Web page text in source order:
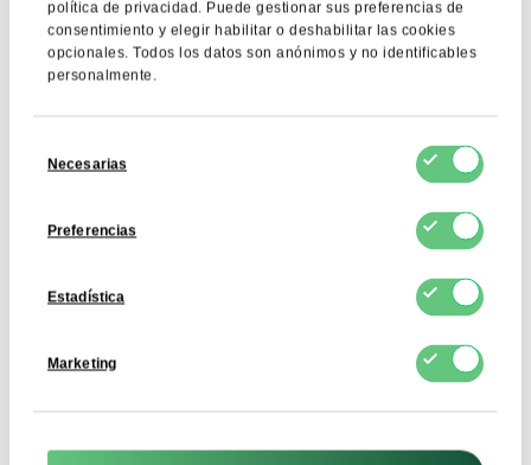
política de privacidad. Puede gestionar sus preferencias de
consentimiento y elegir habilitar o deshabilitar las cookies
opcionales. Todos los datos son anónimos y no identificables
personalmente.
deNecesarias
Preferencias
Estadística
Marketing
E. coli < 10 ufc/g
Enterobacteriaceae
El cacao no alcalinizado se utiliza en una amplia gama de
productos alimenticios, desde productos de panadería
tradicionales, galletas y bizcochos, hasta bebidas de
alimentos de etiqueta limpia y en recetas orgánicas y